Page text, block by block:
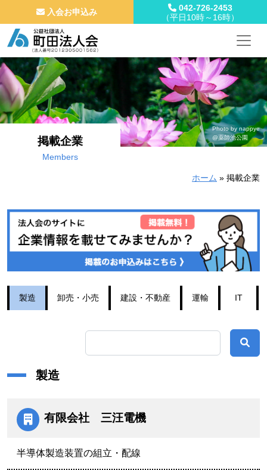
コンテンツへスキップ
メインナビゲーション
入会お申込み
042-726-2453
（平日10時～16時）
掲載企業
Members
Photo by nappye
@薬師池公園
ホーム » 掲載企業
製造 卸売・小売 建設・不動産 運輸 IT
製造
有限会社 三汪電機
半導体製造装置の組立・配線